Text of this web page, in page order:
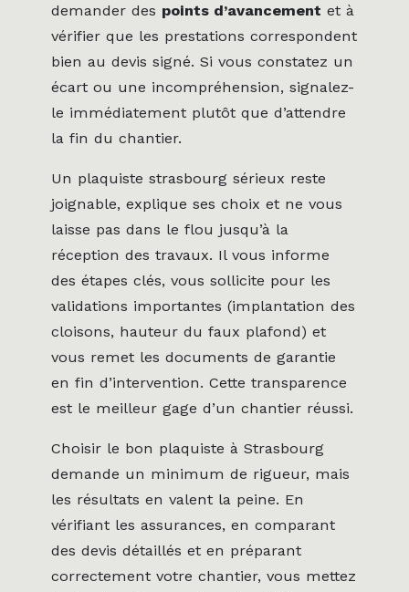
demander des points d’avancement et à
vérifier que les prestations correspondent
bien au devis signé. Si vous constatez un
écart ou une incompréhension, signalez-
le immédiatement plutôt que d’attendre
la fin du chantier.
Un plaquiste strasbourg sérieux reste
joignable, explique ses choix et ne vous
laisse pas dans le flou jusqu’à la
réception des travaux. Il vous informe
des étapes clés, vous sollicite pour les
validations importantes (implantation des
cloisons, hauteur du faux plafond) et
vous remet les documents de garantie
en fin d’intervention. Cette transparence
est le meilleur gage d’un chantier réussi.
Choisir le bon plaquiste à Strasbourg
demande un minimum de rigueur, mais
les résultats en valent la peine. En
vérifiant les assurances, en comparant
des devis détaillés et en préparant
correctement votre chantier, vous mettez